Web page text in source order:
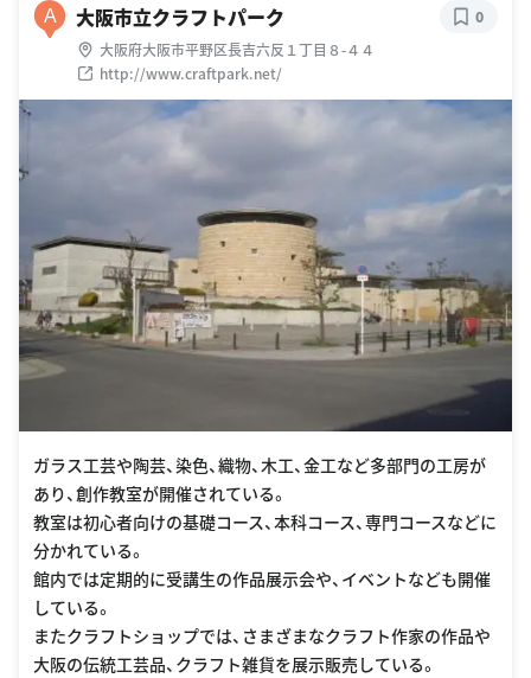
A 大阪市立クラフトパーク
大阪府大阪市平野区長吉六反１丁目８-４４
http://www.craftpark.net/
0
ガラス工芸や陶芸、染色、織物、木工、金工など多部門の工房が
あり、創作教室が開催されている。
教室は初心者向けの基礎コース、本科コース、専門コースなどに
分かれている。
館内では定期的に受講生の作品展示会や、イベントなども開催
している。
またクラフトショップでは、さまざまなクラフト作家の作品や
大阪の伝統工芸品、クラフト雑貨を展示販売している。